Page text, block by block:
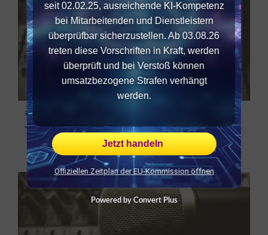
#022 Beginne 2021 mit emotionaler Agilität,
Jahresstart mit Vivienne Dübbert
seit 02.02.25, ausreichende KI-Kompetenz
bei Mitarbeitenden und Dienstleistern
überprüfbar sicherzustellen. Ab 03.08.26
treten diese Vorschriften in Kraft, werden
überprüft und bei Verstoß können
umsatzbezogene Strafen verhängt
werden.
Jetzt handeln
Offiziellen Zeitplan der EU-Kommission öffnen
Powered by Convert Plus